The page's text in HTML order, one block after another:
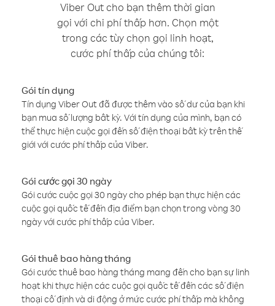
Viber Out cho bạn thêm thời gian
gọi với chi phí thấp hơn. Chọn một
trong các tùy chọn gọi linh hoạt,
cước phí thấp của chúng tôi:
Gói tín dụng
Tín dụng Viber Out đã được thêm vào số dư của bạn khi
bạn mua số lượng bất kỳ. Với tín dụng của mình, bạn có
thể thực hiện cuộc gọi đến số điện thoại bất kỳ trên thế
giới với cước phí thấp của Viber.
Gói cước gọi 30 ngày
Gói cước cuộc gọi 30 ngày cho phép bạn thực hiện các
cuộc gọi quốc tế đến địa điểm bạn chọn trong vòng 30
ngày với cước phí thấp của Viber.
Gói thuê bao hàng tháng
Gói cước thuê bao hàng tháng mang đến cho bạn sự linh
hoạt khi thực hiện các cuộc gọi quốc tế đến các số điện
thoại cố định và di động ở mức cước phí thấp mà không